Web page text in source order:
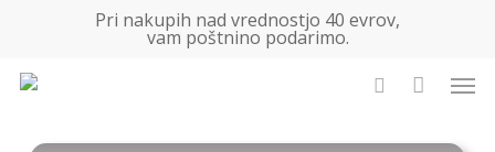
main
Pri nakupih nad vrednostjo 40 evrov,
vam poštnino podarimo.